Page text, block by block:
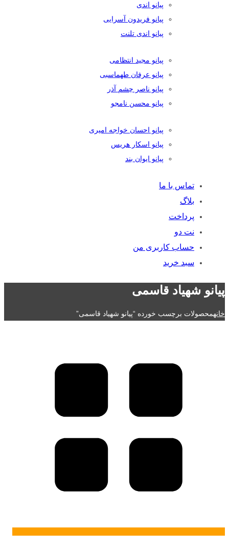
پیانو اندی
پیانو فریدون آسرایی
پیانو اندی تلنت
پیانو مجید انتظامی
پیانو عرفان طهماسبی
پیانو ناصر چشم آذر
پیانو محسن نامجو
پیانو احسان خواجه امیری
پیانو اسکار هریس
پیانو ایوان بند
تماس با ما
بلاگ
پرداخت
نت دو
حساب کاربری من
سبد خرید
پیانو شهیاد قاسمی
خانهمحصولات برچسب خورده “پیانو شهیاد قاسمی”